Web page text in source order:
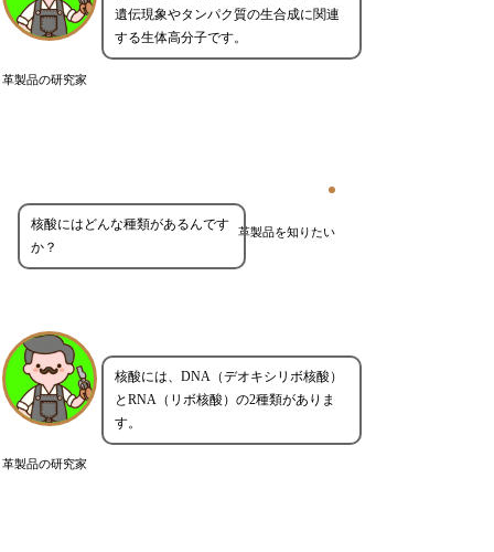
革製品の研究家
遺伝現象やタンパク質の生合成に関連
する生体高分子です。
革製品を知りたい
核酸にはどんな種類があるんです
か？
革製品の研究家
核酸には、DNA（デオキシリボ核酸）
とRNA（リボ核酸）の2種類がありま
す。